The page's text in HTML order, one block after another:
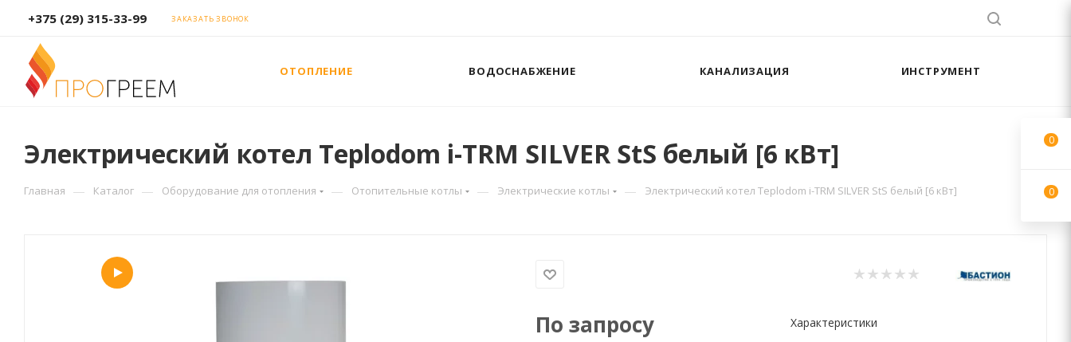
+375 (29) 315-33-99 ЗАКАЗАТЬ ЗВОНОК
ОТОПЛЕНИЕ ВОДОСНАБЖЕНИЕ КАНАЛИЗАЦИЯ ИНСТРУМЕНТ
Электрический котел Teplodom i-TRM SILVER StS белый [6 кВт]
Главная — Каталог — Оборудование для отопления — Отопительные котлы — Электрические котлы — Электрический котел Teplodom i-TRM SILVER StS белый [6 кВт]
По запросу Характеристики
0
0